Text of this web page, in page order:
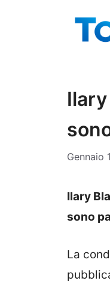
Gennaio
Ilary
sono
La